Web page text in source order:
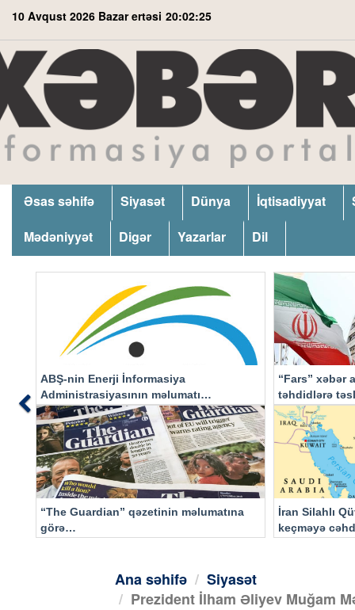
10 Avqust 2026 Bazar ertəsi 20:02:26
Əsas səhifə Siyasət Dünya İqtisadiyyat
Mədəniyyət
Digər Yazarlar Dil
ABŞ-nin Enerji İnformasiya
Administrasiyasının məlumatı
əsasında…
“Fars” xəbər
təhdidlərə
“The Guardian” qəzetinin məlumatına
görə…
İran Silahlı
keçməyə
Previous
Ana səhifə
Siyasət
Prezident İlham Əliyev Muğam